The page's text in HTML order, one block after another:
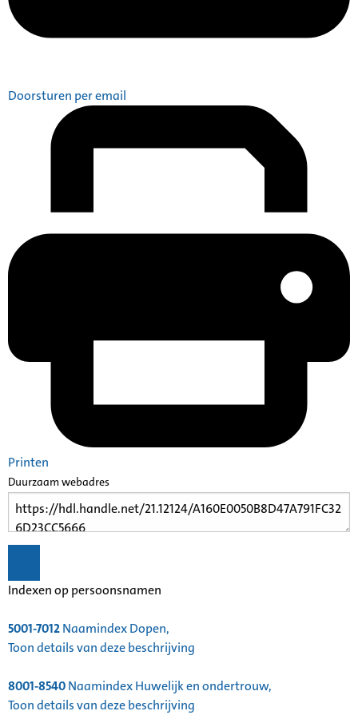
Doorsturen per email
Printen
Duurzaam webadres
Indexen op persoonsnamen
5001-7012Naamindex Dopen,
Toon details van deze beschrijving
8001-8540Naamindex Huwelijk en ondertrouw,
Toon details van deze beschrijving